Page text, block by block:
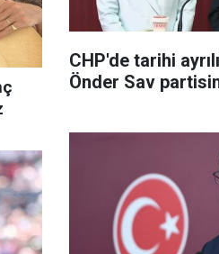
CHP'de tarihi
Önder Sav